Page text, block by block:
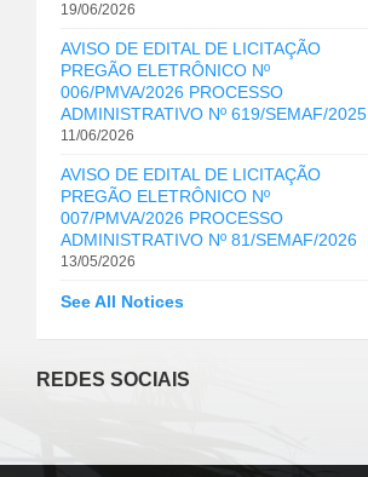
19/06/2026
AVISO DE EDITAL DE LICITAÇÃO
PREGÃO ELETRÔNICO Nº
006/PMVA/2026 PROCESSO
ADMINISTRATIVO Nº 619/SEMAF/2025
11/06/2026
AVISO DE EDITAL DE LICITAÇÃO
PREGÃO ELETRÔNICO Nº
007/PMVA/2026 PROCESSO
ADMINISTRATIVO Nº 81/SEMAF/2026
13/05/2026
See All Notices
REDES SOCIAIS